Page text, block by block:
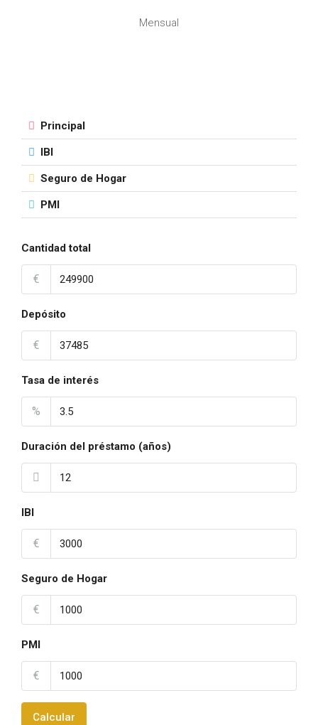
Mensual
Principal
IBI
Seguro de Hogar
PMI
Cantidad total
€
Depósito
€
Tasa de interés
%
Duración del préstamo (años)
IBI
€
Seguro de Hogar
€
PMI
€
Calcular